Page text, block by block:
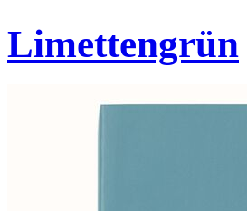
Limettengrün